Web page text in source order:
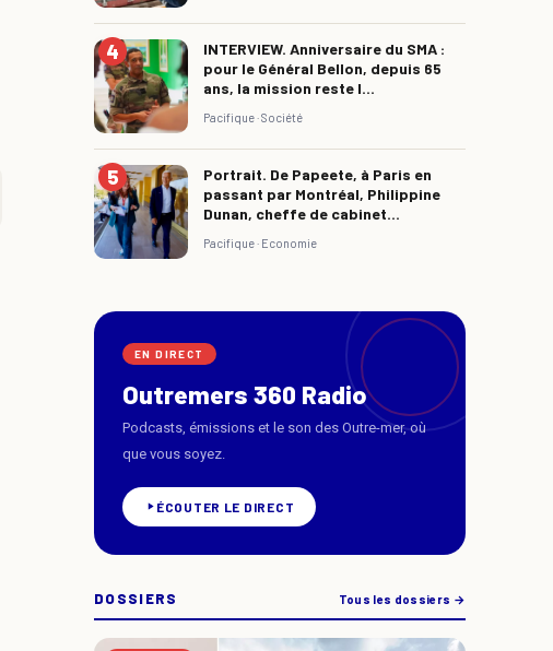
INTERVIEW. Anniversaire du SMA :
pour le Général Bellon, depuis 65
ans, la mission reste l...
Pacifique ·Société
Portrait. De Papeete, à Paris en
passant par Montréal, Philippine
Dunan, cheffe de cabinet...
Pacifique · Economie
EN DIRECT
Outremers 360 Radio
Podcasts, émissions et le son des Outre-mer, où
que vous soyez.
ÉCOUTER LE DIRECT
DOSSIERS Tous les dossiers →